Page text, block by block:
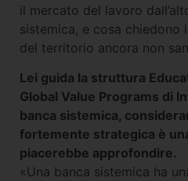
il mercato del lavoro
sistemica, e cosa chiedono
del territorio ancora non
Lei guida la struttura
Global Value Programs di
banca sistemica,
fortemente strategica è
piacerebbe approfondire.
«Una banca sistemica ha